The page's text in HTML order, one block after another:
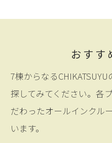
おすす
7棟からなる
探してみてください。各
だわったオールインクル
います。